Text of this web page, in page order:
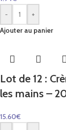
-
+
Ajouter au panier
Lot de 12 :
les mains –
15.60€